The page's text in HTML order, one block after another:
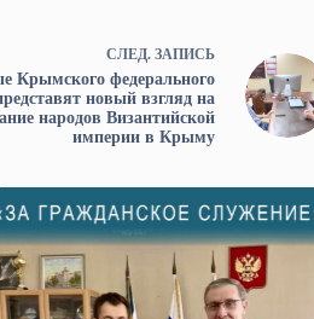
СЛЕД. ЗАПИСЬ
Крымского федерального
новый взгляд на
народов Византийской
империи в Крыму